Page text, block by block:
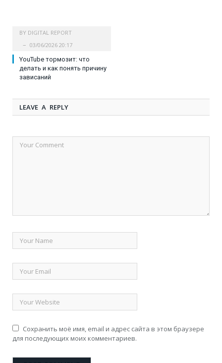
BY DIGITAL REPORT
03/06/2026 20:17
YouTube тормозит: что
делать и как понять причину
зависаний
LEAVE A REPLY
Сохранить моё имя, email и адрес сайта в этом браузере
для последующих моих комментариев.